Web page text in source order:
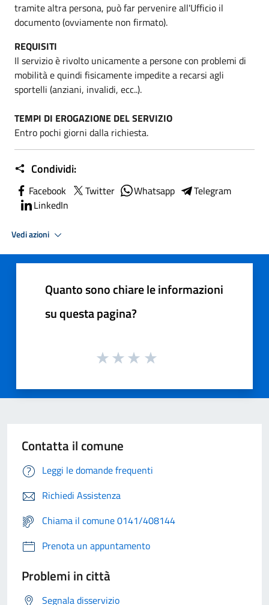
tramite altra persona, può far pervenire all'Ufficio il
documento (ovviamente non firmato).
REQUISITI
Il servizio è rivolto unicamente a persone con problemi di
mobilità e quindi fisicamente impedite a recarsi agli
sportelli (anziani, invalidi, ecc..).
TEMPI DI EROGAZIONE DEL SERVIZIO
Entro pochi giorni dalla richiesta.
Condividi:
Facebook Twitter Whatsapp
Telegram
LinkedIn
Vedi azioni
Quanto sono chiare le informazioni
su questa pagina?
Contatta il comune
Leggi le domande frequenti
Richiedi Assistenza
Chiama il comune 0141/408144
Prenota un appuntamento
Problemi in città
Segnala disservizio